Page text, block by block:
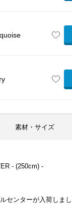
素材・サイズ
- (250cm) -
センターが入荷しまし